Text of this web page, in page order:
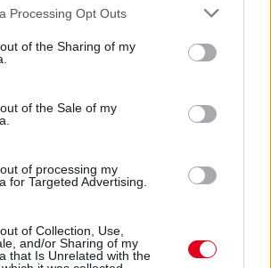
website/app uses one or more Google
visit or usage behaviour. You may click to
to Google and its third-party tags to
specified purposes in below Google
Processing Opt Outs
of the Sharing of my
of the Sale of my
of processing my
for Targeted Advertising.
of Collection, Use,
and/or Sharing of my
that Is Unrelated with the
precízió – ezeket a tulajdonságokat
És ugyanezt a filozófiát testesítik
megmunkált kiegészítők is...